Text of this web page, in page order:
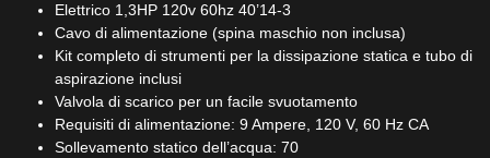
Elettrico 1,3HP 120v 60hz 40’14-3
Cavo di alimentazione (spina maschio non inclusa)
Kit completo di strumenti per la dissipazione statica e tubo di
aspirazione inclusi
Valvola di scarico per un facile svuotamento
Requisiti di alimentazione: 9 Ampere, 120 V, 60 Hz CA
Sollevamento statico dell’acqua: 70